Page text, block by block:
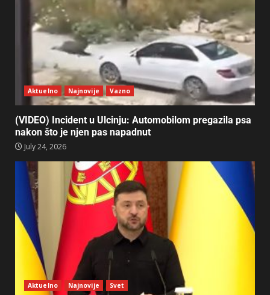
Aktuelno Najnovije Vazno
(VIDEO) Incident u Ulcinju: Automobilom pregazila psa
nakon što je njen pas napadnut
July 24, 2026
Aktuelno Najnovije Svet